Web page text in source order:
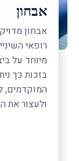
אבחון
מיוחד על
בזכות כך
המוקדמים,
ולעצור את